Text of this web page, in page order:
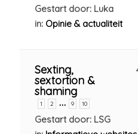
Gestart door: Luka
in: Opinie & actualiteit
Sexting,
sextortion &
shaming
1 2 … 9 10
Gestart door: LSG